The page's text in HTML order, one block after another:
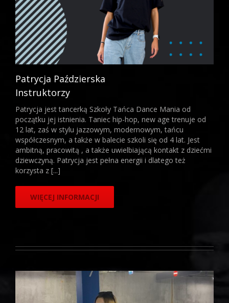
Patrycja Paździerska
Instruktorzy
Patrycja jest tancerką Szkoły Tańca Dance Mania od
początku jej istnienia. Taniec hip-hop, new age trenuje od
12 lat, zaś w stylu jazzowym, modernowym, tańcu
współczesnym, a także w balecie szkoli się od 4 lat. Jest
ambitną, pracowitą , a także uwielbiającą kontakt z dziećmi
dziewczyną. Patrycja jest pełna energii i dlatego też
korzysta z [...]
WIĘCEJ INFORMACJI